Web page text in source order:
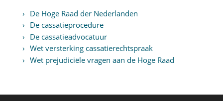
De Hoge Raad der Nederlanden
De cassatieprocedure
De cassatieadvocatuur
Wet versterking cassatierechtspraak
Wet prejudiciële vragen aan de Hoge Raad